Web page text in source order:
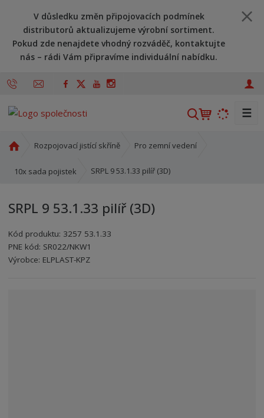
V důsledku změn připojovacích podmínek
distributorů aktualizujeme výrobní sortiment.
Pokud zde nenajdete vhodný rozváděč, kontaktujte
nás – rádi Vám připravíme individuální nabídku.
V
☰
o
í
t
r
a
Rozpojovací jistící skříně Pro zemní vedení
10x sada pojistek SRPL 9 53.1.33 pilíř (3D)
SRPL 9 53.1.33 pilíř (3D)
Kód produktu: 3257 53.1.33
PNE kód: SR022/NKW1
Kód výrobce: 8595208609138
Kód dodavatele:8595208609138
Výrobce: ELPLAST-KPZ